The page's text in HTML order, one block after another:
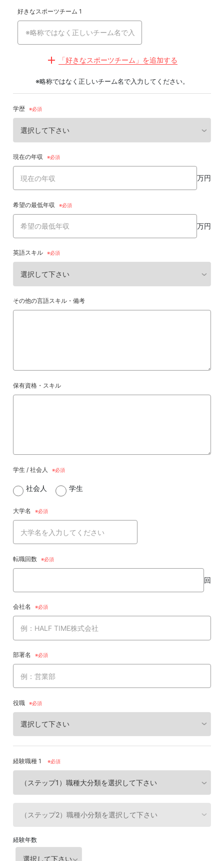
好きなスポーツチーム 1
「好きなスポーツチーム」を追加する
※略称ではなく正しいチーム名で入力してください。
学歴
現在の年収
万円
希望の最低年収
万円
英語スキル
その他の言語スキル・備考
保有資格・スキル
学生 / 社会人
社会人 学生
大学名
転職回数
回
会社名
部署名
役職
経験職種 1 ※必須
経験年数